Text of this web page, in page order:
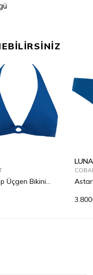
Üçgen Bikini
LUNA